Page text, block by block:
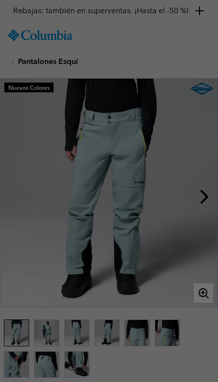
TO
SKIP
MAIN
NAV
Rebajas: también en superventas. ¡Hasta el -50 %!
Pantalones Esquí
Nuevos Colores